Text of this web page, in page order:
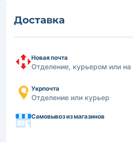
Доставка
Новая почта
Отделение, курьером или на
Укрпочта
Отделение или курьер
Самовывоз из магазинов